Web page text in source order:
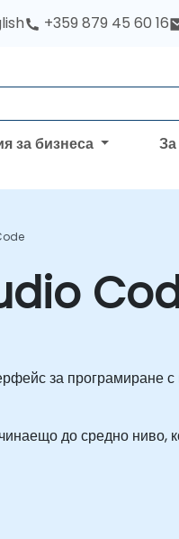
+359 879 45 60 16
за бизнеса
за програмиране с
до средно ниво,